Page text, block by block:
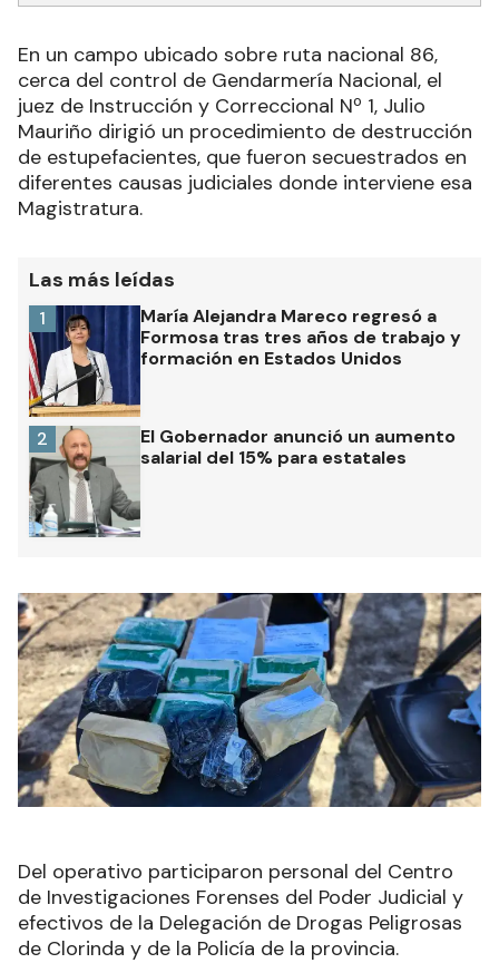
En un campo ubicado sobre ruta nacional 86,
cerca del control de Gendarmería Nacional, el
juez de Instrucción y Correccional Nº 1, Julio
Mauriño dirigió un procedimiento de destrucción
de estupefacientes, que fueron secuestrados en
diferentes causas judiciales donde interviene esa
Magistratura.
Las más leídas
María Alejandra Mareco regresó a
Formosa tras tres años de trabajo y
formación en Estados Unidos
1
El Gobernador anunció un aumento
salarial del 15% para estatales
2
Del operativo participaron personal del Centro
de Investigaciones Forenses del Poder Judicial y
efectivos de la Delegación de Drogas Peligrosas
de Clorinda y de la Policía de la provincia.